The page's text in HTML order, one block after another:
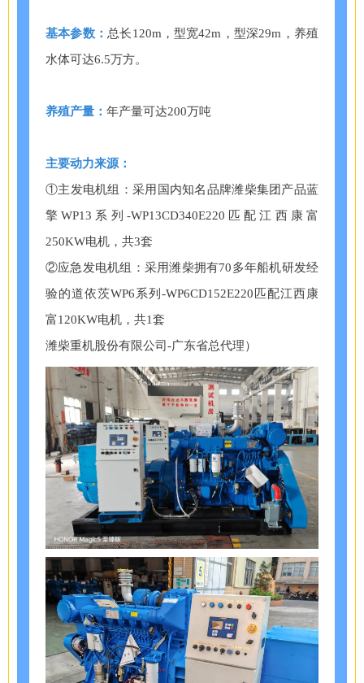
基本参数：总长120m，型宽42m，型深29m，养殖
水体可达6.5万方。
养殖产量： 年产量可达200万吨
主要动力来源：
①主发电机组：采用国内知名品牌潍柴集团产品蓝
擎WP13系列-WP13CD340E220匹配江西康富
250KW电机，共3套
②应急发电机组：采用潍柴拥有70多年船机研发经
验的道依茨WP6系列-WP6CD152E220匹配江西康
富120KW电机，共1套
潍柴重机股份有限公司-广东省总代理）